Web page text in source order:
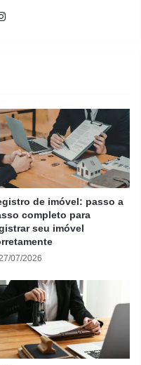
de imóvel: passo a
completo para
seu imóvel
27/07/2026